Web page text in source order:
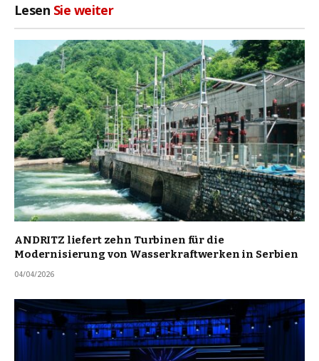
Lesen Sie weiter
ANDRITZ liefert zehn Turbinen für die
Modernisierung von Wasserkraftwerken in Serbien
04/04/2026